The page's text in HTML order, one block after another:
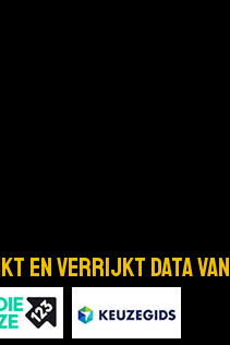
en verrijkt data van